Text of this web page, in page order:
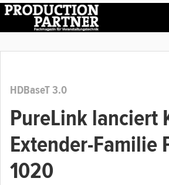
HDBaseT 3.0
PureLink lanciert
Extender-Familie
1020